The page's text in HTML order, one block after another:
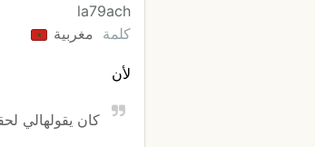
la79ach
كلمة مغربية
لأن
كان يقولهالي